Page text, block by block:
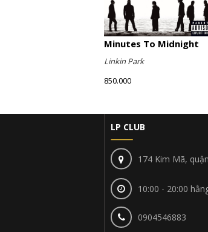
Minutes To Midnight
Linkin Park
850.000
LP CLUB
174 Kim Mã,
10:00 - 20:00
0904546883